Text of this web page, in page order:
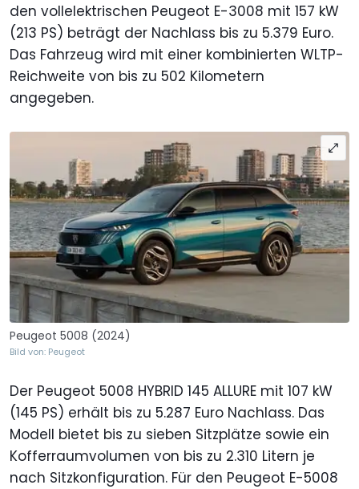
den vollelektrischen Peugeot E-3008 mit 157 kW
(213 PS) beträgt der Nachlass bis zu 5.379 Euro.
Das Fahrzeug wird mit einer kombinierten WLTP-
Reichweite von bis zu 502 Kilometern
angegeben.
Peugeot 5008 (2024)
Bild von: Peugeot
Der Peugeot 5008 HYBRID 145 ALLURE mit 107 kW
(145 PS) erhält bis zu 5.287 Euro Nachlass. Das
Modell bietet bis zu sieben Sitzplätze sowie ein
Kofferraumvolumen von bis zu 2.310 Litern je
nach Sitzkonfiguration. Für den Peugeot E-5008